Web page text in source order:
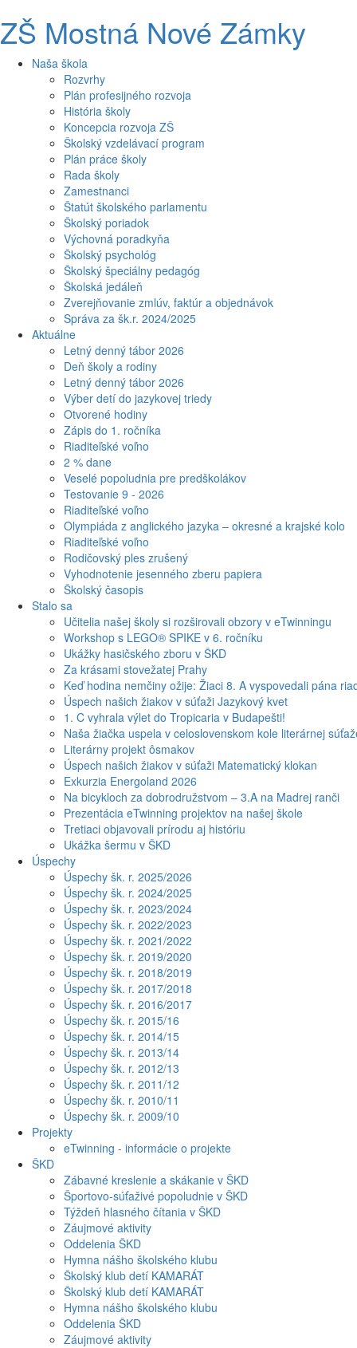
ZŠ Mostná Nové Zámky
Naša škola
Rozvrhy
Plán profesijného rozvoja
História školy
Koncepcia rozvoja ZŠ
Školský vzdelávací program
Plán práce školy
Rada školy
Zamestnanci
Štatút školského parlamentu
Školský poriadok
Výchovná poradkyňa
Školský psychológ
Školský špeciálny pedagóg
Školská jedáleň
Zverejňovanie zmlúv, faktúr a objednávok
Správa za šk.r. 2024/2025
Aktuálne
Letný denný tábor 2026
Deň školy a rodiny
Letný denný tábor 2026
Výber detí do jazykovej triedy
Otvorené hodiny
Zápis do 1. ročníka
Riaditeľské voľno
2 % dane
Veselé popoludnia pre predškolákov
Testovanie 9 - 2026
Riaditeľské voľno
Olympiáda z anglického jazyka – okresné a krajské kolo
Riaditeľské voľno
Rodičovský ples zrušený
Vyhodnotenie jesenného zberu papiera
Školský časopis
Stalo sa
Učitelia našej školy si rozširovali obzory v eTwinningu
Workshop s LEGO® SPIKE v 6. ročníku
Ukážky hasičského zboru v ŠKD
Za krásami stovežatej Prahy
Keď hodina nemčiny ožije: Žiaci 8. A vyspovedali pána
Úspech našich žiakov v súťaži Jazykový kvet
1. C vyhrala výlet do Tropicaria v Budapešti!
Naša žiačka uspela v celoslovenskom kole literárnej
Literárny projekt ôsmakov
Úspech našich žiakov v súťaži Matematický klokan
Exkurzia Energoland 2026
Na bicykloch za dobrodružstvom – 3.A na Madrej ranči
Prezentácia eTwinning projektov na našej škole
Tretiaci objavovali prírodu aj históriu
Ukážka šermu v ŠKD
Úspechy
Úspechy šk. r. 2025/2026
Úspechy šk. r. 2024/2025
Úspechy šk. r. 2023/2024
Úspechy šk. r. 2022/2023
Úspechy šk. r. 2021/2022
Úspechy šk. r. 2019/2020
Úspechy šk. r. 2018/2019
Úspechy šk. r. 2017/2018
Úspechy šk. r. 2016/2017
Úspechy šk. r. 2015/16
Úspechy šk. r. 2014/15
Úspechy šk. r. 2013/14
Úspechy šk. r. 2012/13
Úspechy šk. r. 2011/12
Úspechy šk. r. 2010/11
Úspechy šk. r. 2009/10
Projekty
eTwinning - informácie o projekte
ŠKD
Zábavné kreslenie a skákanie v ŠKD
Športovo-súťaživé popoludnie v ŠKD
Týždeň hlasného čítania v ŠKD
Záujmové aktivity
Oddelenia ŠKD
Hymna nášho školského klubu
Školský klub detí KAMARÁT
Školský klub detí KAMARÁT
Hymna nášho školského klubu
Oddelenia ŠKD
Záujmové aktivity